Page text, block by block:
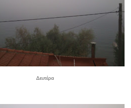
Δευτέρα